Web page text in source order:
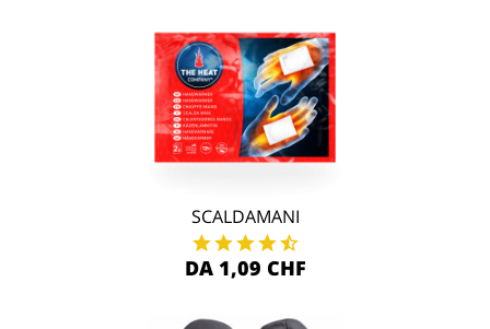
SCALDAMANI
DA 1,09 CHF